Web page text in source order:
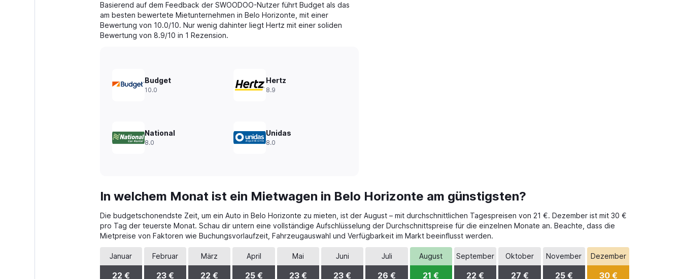
chart
has
1
Y
0
Basierend auf dem Feedback der SWOODOO-Nutzer führt Budget als das
am besten bewertete Mietunternehmen in Belo Horizonte, mit einer
Bewertung von 10.0/10. Nur wenig dahinter liegt Hertz mit einer soliden
Bewertung von 8.9/10 in 1 Rezension.
Budget
10.0
Hertz
8.9
National
8.0
Unidas
8.0
In welchem Monat ist ein Mietwagen in Belo Horizonte am günstigsten?
Die budgetschonendste Zeit, um ein Auto in Belo Horizonte zu mieten, ist der August – mit durchschnittlichen Tagespreisen von 21 €. Dezember ist mit 30 €
pro Tag der teuerste Monat. Schau dir untern eine vollständige Aufschlüsselung der Durchschnittspreise für die einzelnen Monate an. Beachte, dass die
Mietpreise von Faktoren wie Buchungsvorlaufzeit, Fahrzeugauswahl und Verfügbarkeit im Markt beeinflusst werden.
Januar
22 €
Februar
23 €
März
22 €
April
25 €
Mai
23 €
Juni
23 €
Juli
26 €
August
21 €
September
22 €
Oktober
27 €
November
25 €
Dezember
30 €